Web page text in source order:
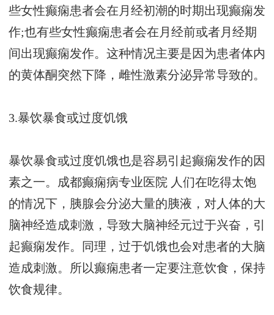
些女性癫痫患者会在月经初潮的时期出现癫痫发
作;也有些女性癫痫患者会在月经前或者月经期
间出现癫痫发作。这种情况主要是因为患者体内
的黄体酮突然下降，雌性激素分泌异常导致的。
3.暴饮暴食或过度饥饿
暴饮暴食或过度饥饿也是容易引起癫痫发作的因
素之一。 成都癫痫病专业医院 人们在吃得太饱
的情况下，胰腺会分泌大量的胰液，对人体的大
脑神经造成刺激，导致大脑神经元过于兴奋，引
起癫痫发作。同理，过于饥饿也会对患者的大脑
造成刺激。所以癫痫患者一定要注意饮食，保持
饮食规律。